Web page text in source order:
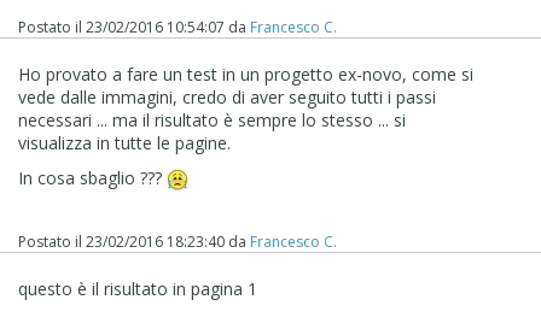
rispetto alle altre pagine. quindi è evidente che stai
oppure non sta funzionando sulla vers. 12.0.5.22 ???
fammi sapere , se fosse per quello allora tengo la
vers. 12.0.4.21 :) tanto per altri errori ho già
reinstallato quello.
Si ho visto che a te funzia ... Ora non sono davanti al pc,
Grazie a te e Kolasim per la disponibilità ;)
Postato il 23/02/2016 10:54:07 da Francesco C.
Ho provato a fare un test in un progetto ex-novo, come si
vede dalle immagini, credo di aver seguito tutti i passi
necessari ... ma il risultato è sempre lo stesso ... si
visualizza in tutte le pagine.
In cosa sbaglio ???
Postato il 23/02/2016 18:23:40 da Francesco C.
questo è il risultato in pagina 1